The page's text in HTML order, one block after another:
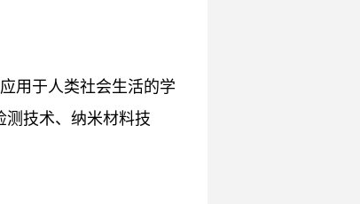
用于人类社会生活的学
测技术、纳米材料技